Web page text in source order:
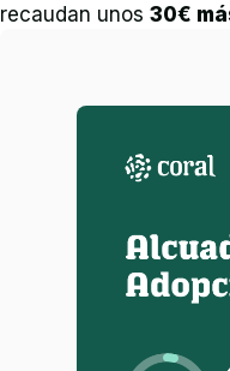
recaudan unos 30€